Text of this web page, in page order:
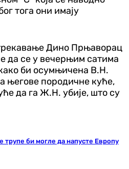
тога они имају
Дино Прњаворац
да се у вечерњим сатима
би осумњичена В.Н.
његове породичне куће,
да га Ж.Н. убије, што су
трупе би могле да напусте Европу